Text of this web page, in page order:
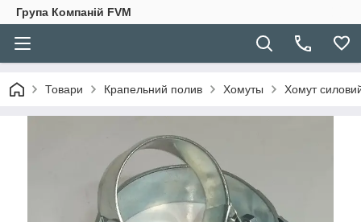
Група Компаній FVM
Товари Крапельний полив Хомуты Хомут